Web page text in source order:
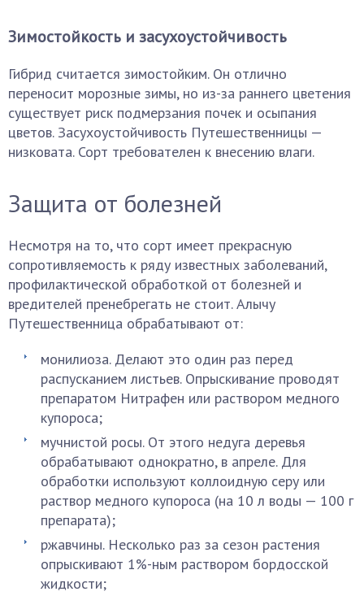
Зимостойкость и засухоустойчивость
Гибрид считается зимостойким. Он отлично
переносит морозные зимы, но из-за раннего цветения
существует риск подмерзания почек и осыпания
цветов. Засухоустойчивость Путешественницы —
низковата. Сорт требователен к внесению влаги.
Защита от болезней
Несмотря на то, что сорт имеет прекрасную
сопротивляемость к ряду известных заболеваний,
профилактической обработкой от болезней и
вредителей пренебрегать не стоит. Алычу
Путешественница обрабатывают от:
монилиоза. Делают это один раз перед
распусканием листьев. Опрыскивание проводят
препаратом Нитрафен или раствором медного
купороса;
мучнистой росы. От этого недуга деревья
обрабатывают однократно, в апреле. Для
обработки используют коллоидную серу или
раствор медного купороса (на 10 л воды — 100 г
препарата);
ржавчины. Несколько раз за сезон растения
опрыскивают 1%-ным раствором бордосской
жидкости;